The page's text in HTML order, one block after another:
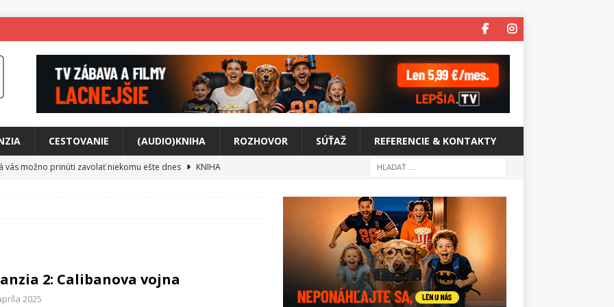
CESTOVANIE (AUDIO)KNIHA ROZHOVOR SÚŤAŽ REFERENCIE & KONTAKTY
vás možno prinúti zavolať niekomu ešte dnes
KNIHA
svet plný tajomstiev
FILM
2: Calibanova vojna
2025